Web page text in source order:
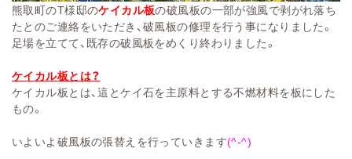
熊取町のT様邸のケイカル板の破風板の一部が強風で剥がれ落ち
たとのご連絡をいただき、破風板の修理を行う事になりました。
足場を立てて、既存の破風板をめくり終わりました。
ケイカル板とは？
ケイカル板とは、這とケイ石を主原料とする不燃材料を板にした
もの。
いよいよ破風板の張替えを行っていきます(^-^)